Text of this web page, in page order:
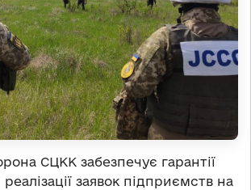
СЦКК забезпечує гарантії
заявок підприємств на